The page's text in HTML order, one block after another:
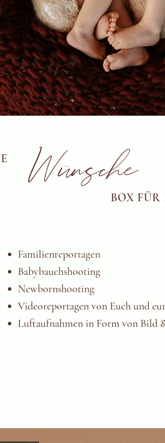
BOX FÜR
Wünsche
Familienreportagen
Babybauchshooting
Newbornshooting
Videoreportagen von Euch und
Luftaufnahmen in Form von Bild